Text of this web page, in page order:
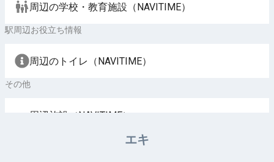
周辺の学校・教育施設（NAVITIME）
駅周辺お役立ち情報
周辺のトイレ（NAVITIME）
その他
周辺施設（NAVITIME）
エキ